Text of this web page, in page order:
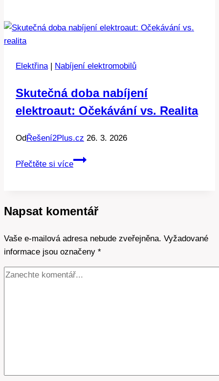
tarif
Kdy
nejvíce?
Elektřina| Nabíjení elektromobilů
Skutečná doba nabíjení
elektroaut: Očekávání vs. Realita
Od Řešení2Plus.cz 26. 3. 2026
Přečtěte si více
Skutečná
Očekávání
Realita
Napsat komentář
Vaše e-mailová adresa nebude zveřejněna. Vyžadované
informace jsou označeny *